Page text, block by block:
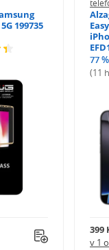
199735
77 %
(11
399
v 1